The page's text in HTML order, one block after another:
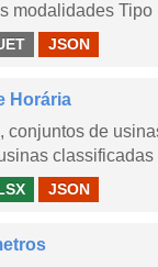
modalidades Tipo
JSON
Horária
conjuntos de
JSON